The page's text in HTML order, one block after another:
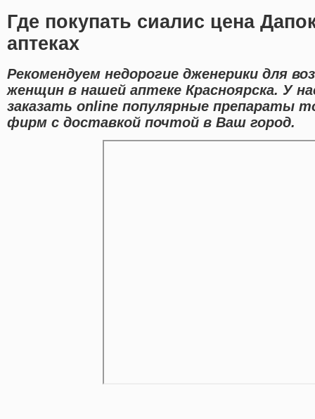
Где покупать сиалис цена
аптеках
Рекомендуем недорогие дженерики для
женщин в нашей аптеке Красноярска. У
заказать online популярные препараты
фирм с доставкой почтой в Ваш город.